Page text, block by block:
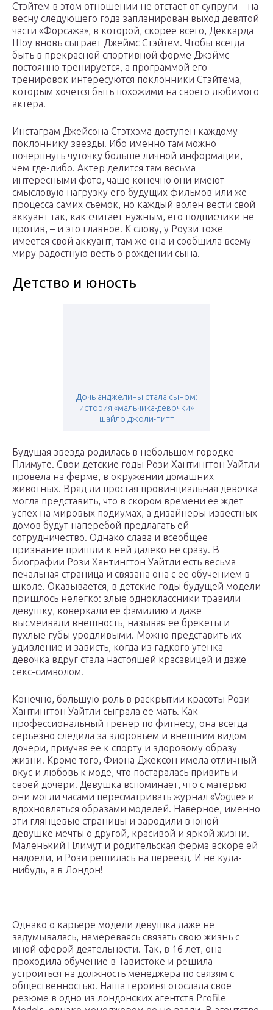
Стэйтем в этом отношении не отстает от супруги – на
весну следующего года запланирован выход девятой
части «Форсажа», в которой, скорее всего, Деккарда
Шоу вновь сыграет Джеймс Стэйтем. Чтобы всегда
быть в прекрасной спортивной форме Джэймс
постоянно тренируется, а программой его
тренировок интересуются поклонники Стэйтема,
которым хочется быть похожими на своего любимого
актера.
Инстаграм Джейсона Стэтхэма доступен каждому
поклоннику звезды. Ибо именно там можно
почерпнуть чуточку больше личной информации,
чем где-либо. Актер делится там весьма
интересными фото, чаще конечно они имеют
смысловую нагрузку его будущих фильмов или же
процесса самих съемок, но каждый волен вести свой
аккуант так, как считает нужным, его подписчики не
против, – и это главное! К слову, у Роузи тоже
имеется свой аккуант, там же она и сообщила всему
миру радостную весть о рождении сына.
Детство и юность
Дочь анджелины стала сыном:
история «мальчика-девочки»
шайло джоли-питт
Будущая звезда родилась в небольшом городке
Плимуте. Свои детские годы Рози Хантингтон Уайтли
провела на ферме, в окружении домашних
животных. Вряд ли простая провинциальная девочка
могла представить, что в скором времени ее ждет
успех на мировых подиумах, а дизайнеры известных
домов будут наперебой предлагать ей
сотрудничество. Однако слава и всеобщее
признание пришли к ней далеко не сразу. В
биографии Рози Хантингтон Уайтли есть весьма
печальная страница и связана она с ее обучением в
школе. Оказывается, в детские годы будущей модели
пришлось нелегко: злые одноклассники травили
девушку, коверкали ее фамилию и даже
высмеивали внешность, называя ее брекеты и
пухлые губы уродливыми. Можно представить их
удивление и зависть, когда из гадкого утенка
девочка вдруг стала настоящей красавицей и даже
секс-символом!
Конечно, большую роль в раскрытии красоты Рози
Хантингтон Уайтли сыграла ее мать. Как
профессиональный тренер по фитнесу, она всегда
серьезно следила за здоровьем и внешним видом
дочери, приучая ее к спорту и здоровому образу
жизни. Кроме того, Фиона Джексон имела отличный
вкус и любовь к моде, что постаралась привить и
своей дочери. Девушка вспоминает, что с матерью
они могли часами пересматривать журнал «Vogue» и
вдохновляться образами моделей. Наверное, именно
эти глянцевые страницы и зародили в юной
девушке мечты о другой, красивой и яркой жизни.
Маленький Плимут и родительская ферма вскоре ей
надоели, и Рози решилась на переезд. И не куда-
нибудь, а в Лондон!
Однако о карьере модели девушка даже не
задумывалась, намереваясь связать свою жизнь с
иной сферой деятельности. Так, в 16 лет, она
проходила обучение в Тавистоке и решила
устроиться на должность менеджера по связям с
общественностью. Наша героиня отослала свое
резюме в одно из лондонских агентств Profile